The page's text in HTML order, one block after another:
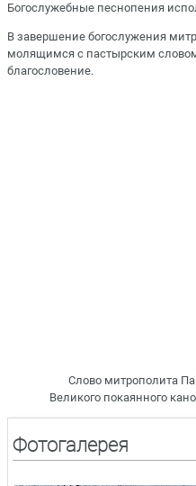
Богослужебные песнопения
В завершение богослужения
молящимся с пастырским
благословение.
Слово митрополита
Великого покаянного
Фотогалерея